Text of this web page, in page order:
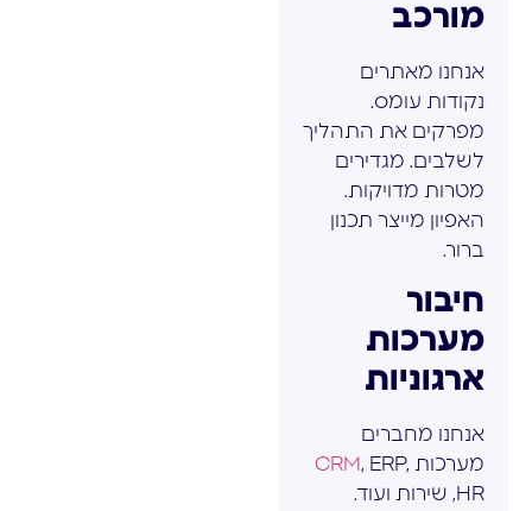
מורכב
אנחנו מאתרים
נקודות עומס.
מפרקים את התהליך
לשלבים. מגדירים
מטרות מדויקות.
האפיון מייצר תכנון
ברור.
חיבור
מערכות
ארגוניות
אנחנו מחברים
מערכות
CRM, ERP,
HR, שירות ועוד.